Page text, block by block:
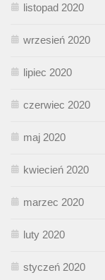
listopad 2020
wrzesień 2020
lipiec 2020
czerwiec 2020
maj 2020
kwiecień 2020
marzec 2020
luty 2020
styczeń 2020